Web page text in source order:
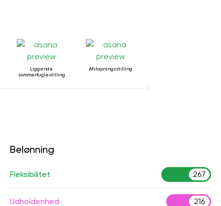
Liggende
sommerfuglestilling
Afslapningsstilling
Belønning
Fleksibilitet 267
Udholdenhed 216